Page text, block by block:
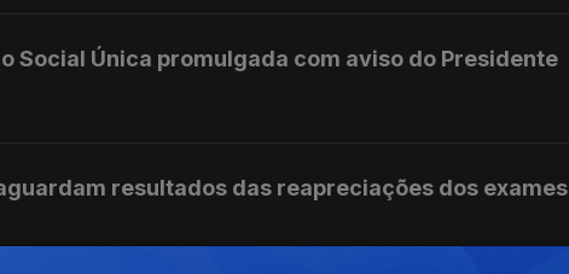
Social Única promulgada com aviso do Presidente
resultados das reapreciações dos exames